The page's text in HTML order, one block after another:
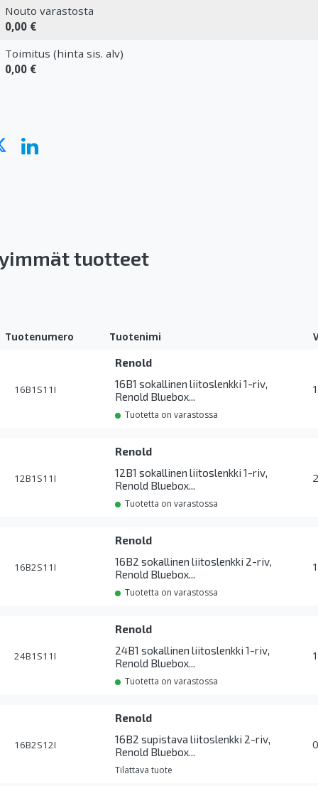
Nouto varastosta
0,00 €
Toimitus (hinta sis. alv)
0,00 €
tuotteet
Tuotenumero Tuotenimi
16B1S11I
Renold
16B1 sokallinen liitoslenkki 1-riv,
Renold Bluebox...
Tuotetta on varastossa
12B1S11I
Renold
12B1 sokallinen liitoslenkki 1-riv,
Renold Bluebox...
Tuotetta on varastossa
16B2S11I
Renold
16B2 sokallinen liitoslenkki 2-riv,
Renold Bluebox...
Tuotetta on varastossa
24B1S11I
Renold
24B1 sokallinen liitoslenkki 1-riv,
Renold Bluebox...
Tuotetta on varastossa
16B2S12I
Renold
16B2 supistava liitoslenkki 2-riv,
Renold Bluebox...
Tilattava tuote
0